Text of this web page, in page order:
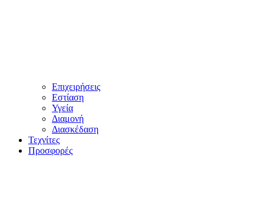
Επιχειρήσεις
Εστίαση
Υγεία
Διαμονή
Διασκέδαση
Τεχνίτες
Προσφορές